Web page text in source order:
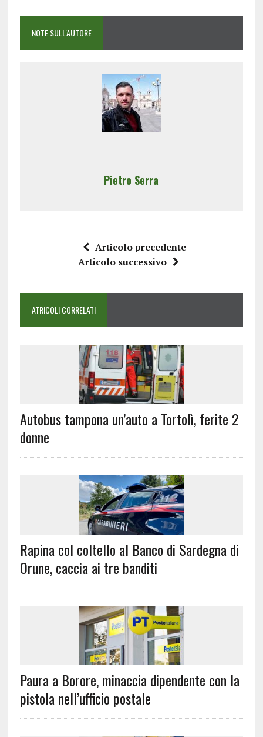
NOTE SULL'AUTORE
Pietro Serra
Articolo precedente
Articolo successivo
ATRICOLI CORRELATI
Autobus tampona un’auto a Tortolì, ferite 2
donne
Rapina col coltello al Banco di Sardegna di
Orune, caccia ai tre banditi
Paura a Borore, minaccia dipendente con la
pistola nell’ufficio postale